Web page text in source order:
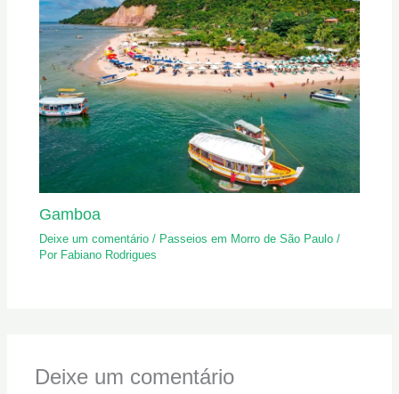
Gamboa
Deixe um comentário / Passeios em Morro de São Paulo /
Por Fabiano Rodrigues
Deixe um comentário